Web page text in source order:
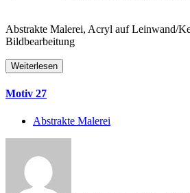
Abstrakte Malerei, Acryl auf Leinwand/
Bildbearbeitung
Weiterlesen
Motiv 27
Abstrakte Malerei